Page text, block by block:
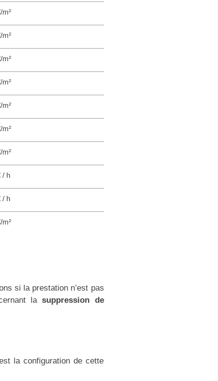
m²
m²
m²
m²
m²
m²
m²
/ h
/ h
m²
si la prestation n’est pas
lasuppression de
la configuration de cette